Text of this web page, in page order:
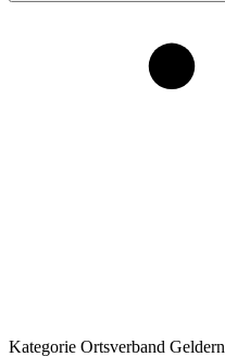
Kategorie Ortsverband Geldern